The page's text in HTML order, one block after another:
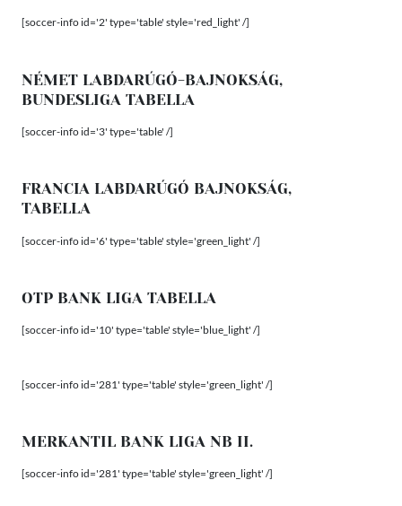
[soccer-info id='2' type='table' style='red_light' /]
NÉMET LABDARÚGÓ-BAJNOKSÁG,
BUNDESLIGA TABELLA
[soccer-info id='3' type='table' /]
FRANCIA LABDARÚGÓ BAJNOKSÁG,
TABELLA
[soccer-info id='6' type='table' style='green_light' /]
OTP BANK LIGA TABELLA
[soccer-info id='10' type='table' style='blue_light' /]
[soccer-info id='281' type='table' style='green_light' /]
MERKANTIL BANK LIGA NB II.
[soccer-info id='281' type='table' style='green_light' /]